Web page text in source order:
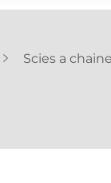
Scies a chaine